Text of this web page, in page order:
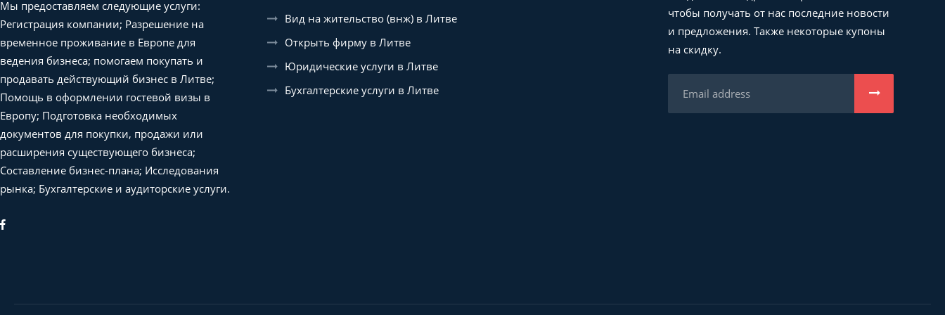
Мы предоставляем следующие услуги:
Регистрация компании; Разрешение на
временное проживание в Европе для
ведения бизнеса; помогаем покупать и
продавать действующий бизнес в Литве;
Помощь в оформлении гостевой визы в
Европу; Подготовка необходимых
документов для покупки, продажи или
расширения существующего бизнеса;
Составление бизнес-плана; Исследования
рынка; Бухгалтерские и аудиторские услуги.
Вид на жительство (внж) в Литве
Открыть фирму в Литве
Юридические услуги в Литве
Бухгалтерские услуги в Литве
чтобы получать от нас последние новости
и предложения. Также некоторые купоны
на скидку.